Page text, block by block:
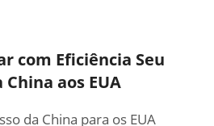
com Eficiência Seu
aos EUA
da China para os EUA